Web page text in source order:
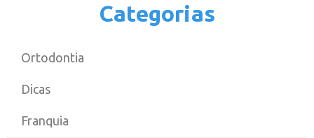
Categorias
Ortodontia
Dicas
Franquia